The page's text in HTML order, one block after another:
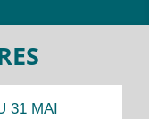
31 MAI